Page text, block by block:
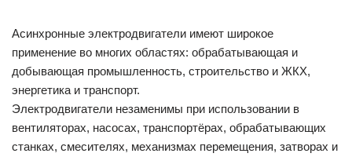
Асинхронные электродвигатели имеют широкое
применение во многих областях: обрабатывающая и
добывающая промышленность, строительство и ЖКХ,
энергетика и транспорт.
Электродвигатели незаменимы при использовании в
вентиляторах, насосах, транспортёрах, обрабатывающих
станках, смесителях, механизмах перемещения, затворах и